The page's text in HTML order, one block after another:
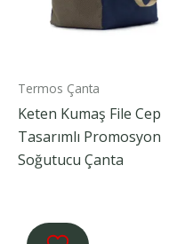
Termos Çanta
Keten Kumaş File Cep
Tasarımlı Promosyon
Soğutucu Çanta